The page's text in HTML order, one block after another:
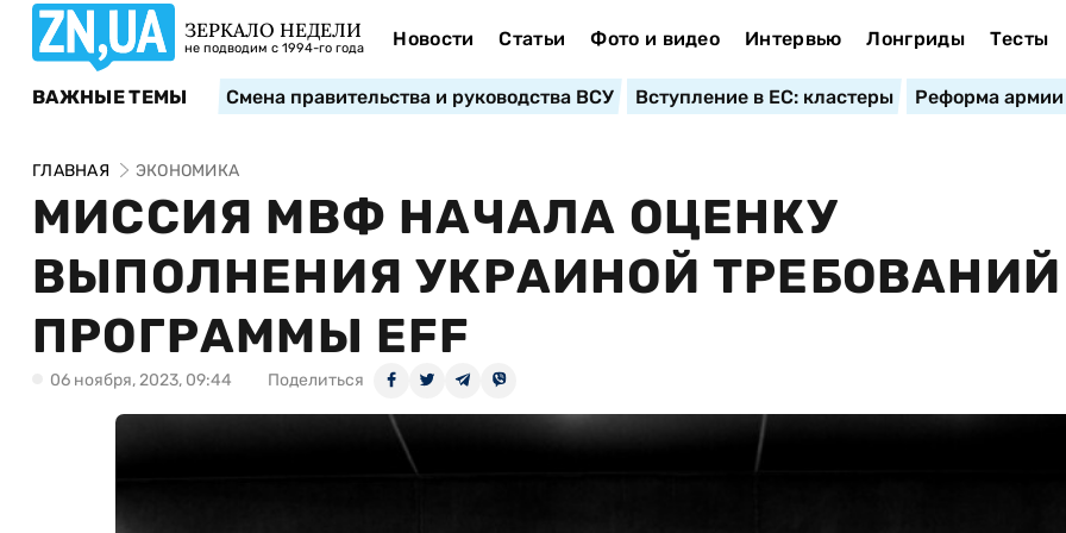
ЗЕРКАЛО НЕДЕЛИ
не подводим с 1994-го года Новости Статьи Фото и видео Интервью Лонгриды Тесты
ВАЖНЫЕ ТЕМЫ Смена правительства и руководства ВСУ Вступление в ЕС: кластеры Реформа армии
ГЛАВНАЯ ЭКОНОМИКА
МИССИЯ МВФ НАЧАЛА ОЦЕНКУ
ВЫПОЛНЕНИЯ УКРАИНОЙ ТРЕБОВАНИЙ
ПРОГРАММЫ EFF
06 ноября, 2023, 09:44 Поделиться